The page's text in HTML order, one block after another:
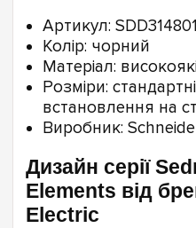
Артикул: SDD314801
Колір: чорний
Матеріал:
Розміри:
встановлення на
Виробник:
Дизайн серії
Elements від
Electric